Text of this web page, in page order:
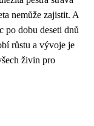
nemůže zajistit. A
po dobu deseti dnů
růstu a vývoje je
živin pro